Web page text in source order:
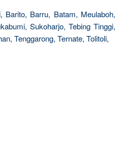
Barito, Barru, Batam, Meulaboh,
Sukoharjo, Tebing Tinggi,
Tenggarong, Ternate, Tolitoli,